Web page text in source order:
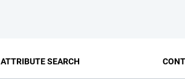
ATTRIBUTE SEARCH